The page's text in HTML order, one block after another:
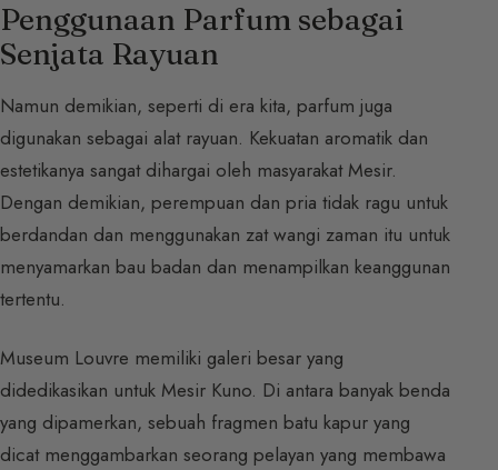
Penggunaan Parfum sebagai
Senjata Rayuan
Namun demikian, seperti di era kita, parfum juga
digunakan sebagai alat rayuan. Kekuatan aromatik dan
estetikanya sangat dihargai oleh masyarakat Mesir.
Dengan demikian, perempuan dan pria tidak ragu untuk
berdandan dan menggunakan zat wangi zaman itu untuk
menyamarkan bau badan dan menampilkan keanggunan
tertentu.
Museum Louvre memiliki galeri besar yang
didedikasikan untuk Mesir Kuno. Di antara banyak benda
yang dipamerkan, sebuah fragmen batu kapur yang
dicat menggambarkan seorang pelayan yang membawa